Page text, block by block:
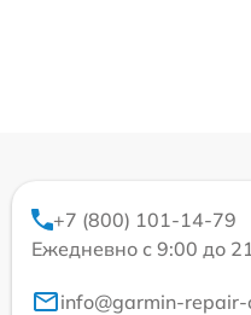
+7 (800) 101-14-79
Ежедневно с 9:00 до
info@garmin-repair-